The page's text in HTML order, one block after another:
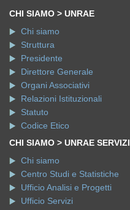
CHI SIAMO > UNRAE
Chi siamo
Struttura
Presidente
Direttore Generale
Organi Associativi
Relazioni Istituzionali
Statuto
Codice Etico
CHI SIAMO > UNRAE SERVIZI
Chi siamo
Centro Studi e Statistiche
Ufficio Analisi e Progetti
Ufficio Servizi